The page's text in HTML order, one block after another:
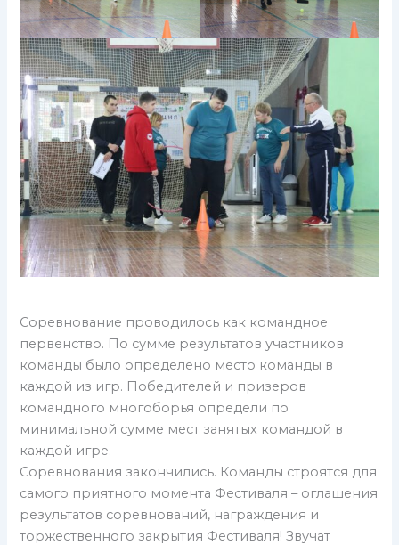
Соревнование проводилось как командное
первенство. По сумме результатов участников
команды было определено место команды в
каждой из игр. Победителей и призеров
командного многоборья определи по
минимальной сумме мест занятых командой в
каждой игре.
Соревнования закончились. Команды строятся для
самого приятного момента Фестиваля – оглашения
результатов соревнований, награждения и
торжественного закрытия Фестиваля! Звучат